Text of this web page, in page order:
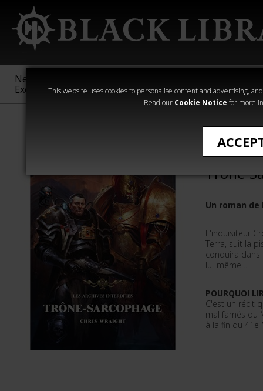
This website uses cookies to personalise content and advertising,
Read our Cookie Notice for more
New &
Exclusive
Sigmar
40,000
Heresy
Les
Trône-
Un roman
L'inquisiteur
Terra, suit la
conduira dans
lui-même…
POURQUOI
C'est un récit
mal famés du
à la fin du 41e